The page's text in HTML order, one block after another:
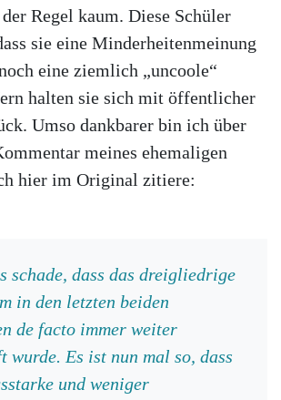
Regel kaum. Diese Schüler
sie eine Minderheitenmeinung
eine ziemlich „uncoole“
halten sie sich mit öffentlicher
Umso dankbarer bin ich über
meines ehemaligen
hier im Original zitiere:
schade, dass das dreigliedrige
in den letzten beiden
de facto immer weiter
wurde. Es ist nun mal so, dass
und weniger